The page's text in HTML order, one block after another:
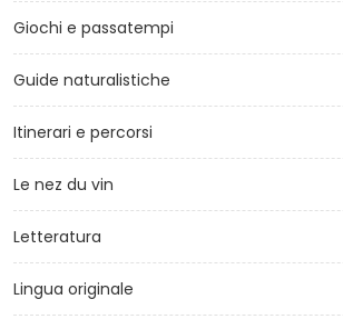
Giochi e passatempi
Guide naturalistiche
Itinerari e percorsi
Le nez du vin
Letteratura
Lingua originale